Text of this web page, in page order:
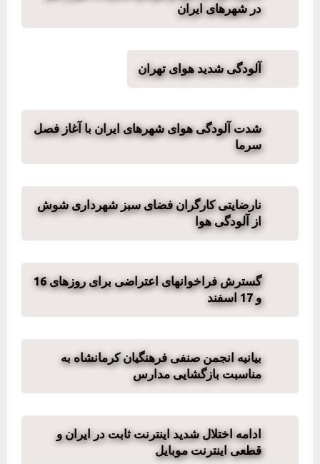
در شهرهای ایران
آلودگی شدید هوای تهران
شدت آلودگی هوای شهرهای ایران با آغاز فصل
سرما
نارضایتی کارگران فضای سبز شهرداری شوش
از آلودگی هوا
گسترش فراخوانهای اعتراضی برای روزهای 16
و 17 اسفند
بیانیه انجمن صنفی فرهنگیان کرمانشاه به
مناسبت بازگشایی مدارس
ادامه اختلال شدید اینترنت ثابت در ایران و
قطعی اینترنت موبایل